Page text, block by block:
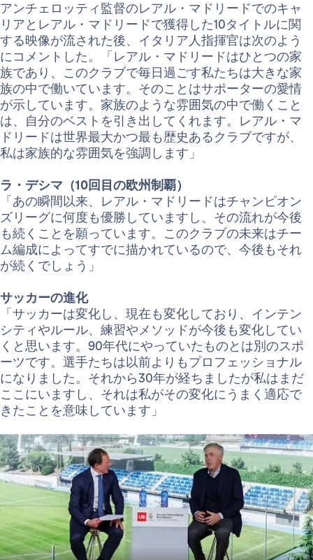
アンチェロッティ監督のレアル・マドリードでのキャ
リアとレアル・マドリードで獲得した10タイトルに関
する映像が流された後、イタリア人指揮官は次のよう
にコメントした。「レアル・マドリードはひとつの家
族であり、このクラブで毎日過ごす私たちは大きな家
族の中で働いています。そのことはサポーターの愛情
が示しています。家族のような雰囲気の中で働くこと
は、自分のベストを引き出してくれます。レアル・マ
ドリードは世界最大かつ最も歴史あるクラブですが、
私は家族的な雰囲気を強調します」
ラ・デシマ（10回目の欧州制覇）
「あの瞬間以来、レアル・マドリードはチャンピオン
ズリーグに何度も優勝していますし、その流れが今後
も続くことを願っています。このクラブの未来はチー
ム編成によってすでに描かれているので、今後もそれ
が続くでしょう」
サッカーの進化
「サッカーは変化し、現在も変化しており、インテン
シティやルール、練習やメソッドが今後も変化してい
くと思います。90年代にやっていたものとは別のスポ
ーツです。選手たちは以前よりもプロフェッショナル
になりました。それから30年が経ちましたが私はまだ
ここにいますし、それは私がその変化にうまく適応で
きたことを意味しています」